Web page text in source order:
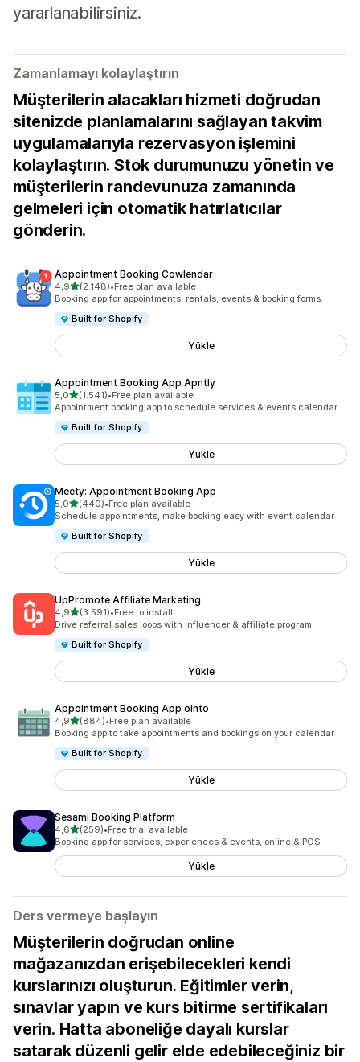
yararlanabilirsiniz.
Zamanlamayı kolaylaştırın
Müşterilerin alacakları hizmeti doğrudan
sitenizde planlamalarını sağlayan takvim
uygulamalarıyla rezervasyon işlemini
kolaylaştırın. Stok durumunuzu yönetin ve
müşterilerin randevunuza zamanında
gelmeleri için otomatik hatırlatıcılar
gönderin.
Appointment Booking Cowlendar
4,95 yıldız üzerinden
(2.148)
toplam 2148 değerlendirme
•Free plan available
Booking app for appointments, rentals, events & booking forms.
Built for Shopify
Yükle
Appointment Booking App Apntly
5,05 yıldız üzerinden
(1.541)
toplam 1541 değerlendirme
•Free plan available
Appointment booking app to schedule services & events calendar
Built for Shopify
Yükle
Meety: Appointment Booking App
5,05 yıldız üzerinden
(440)
toplam 440 değerlendirme
•Free plan available
Schedule appointments, make booking easy with event calendar
Built for Shopify
Yükle
UpPromote Affiliate Marketing
4,95 yıldız üzerinden
(3.591)
toplam 3591 değerlendirme
•Free to install
Drive referral sales loops with influencer & affiliate program
Built for Shopify
Yükle
Appointment Booking App ointo
4,95 yıldız üzerinden
(884)
toplam 884 değerlendirme
•Free plan available
Booking app to take appointments and bookings on your calendar
Built for Shopify
Yükle
Sesami Booking Platform
4,65 yıldız üzerinden
(259)
toplam 259 değerlendirme
•Free trial available
Booking app for services, experiences & events, online & POS
Yükle
Ders vermeye başlayın
Müşterilerin doğrudan online
mağazanızdan erişebilecekleri kendi
kurslarınızı oluşturun. Eğitimler verin,
sınavlar yapın ve kurs bitirme sertifikaları
verin. Hatta aboneliğe dayalı kurslar
satarak düzenli gelir elde edebileceğiniz bir